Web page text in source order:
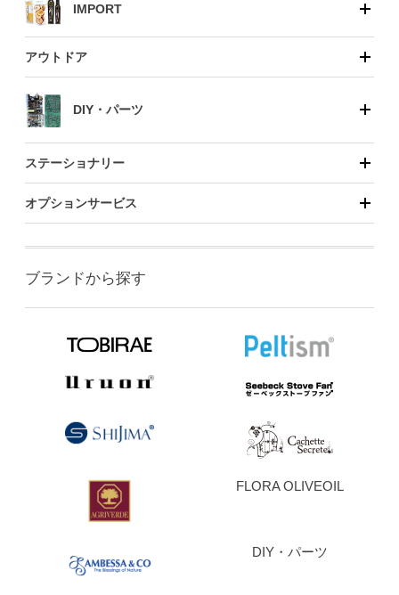
IMPORT
アウトドア
DIY・パーツ
ステーショナリー
オプションサービス
ブランドから探す
FLORA OLIVEOIL
DIY・パーツ